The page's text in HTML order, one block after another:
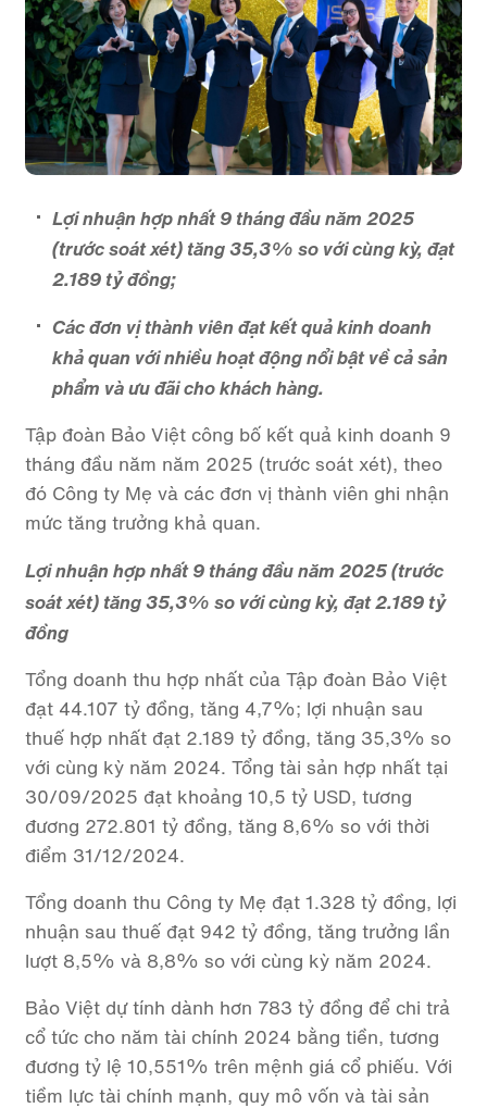
Lợi nhuận hợp nhất 9 tháng đầu năm 2025
(trước soát xét) tăng 35,3% so với cùng kỳ, đạt
2.189 tỷ đồng;
Các đơn vị thành viên đạt kết quả kinh doanh
khả quan với nhiều hoạt động nổi bật về cả sản
phẩm và ưu đãi cho khách hàng.
Tập đoàn Bảo Việt công bố kết quả kinh doanh 9
tháng đầu năm năm 2025 (trước soát xét), theo
đó Công ty Mẹ và các đơn vị thành viên ghi nhận
mức tăng trưởng khả quan.
Lợi nhuận hợp nhất 9 tháng đầu năm 2025 (trước
soát xét) tăng 35,3% so với cùng kỳ, đạt 2.189 tỷ
đồng
Tổng doanh thu hợp nhất của Tập đoàn Bảo Việt
đạt 44.107 tỷ đồng, tăng 4,7%; lợi nhuận sau
thuế hợp nhất đạt 2.189 tỷ đồng, tăng 35,3% so
với cùng kỳ năm 2024. Tổng tài sản hợp nhất tại
30/09/2025 đạt khoảng 10,5 tỷ USD, tương
đương 272.801 tỷ đồng, tăng 8,6% so với thời
điểm 31/12/2024.
Tổng doanh thu Công ty Mẹ đạt 1.328 tỷ đồng, lợi
nhuận sau thuế đạt 942 tỷ đồng, tăng trưởng lần
lượt 8,5% và 8,8% so với cùng kỳ năm 2024.
Bảo Việt dự tính dành hơn 783 tỷ đồng để chi trả
cổ tức cho năm tài chính 2024 bằng tiền, tương
đương tỷ lệ 10,551% trên mệnh giá cổ phiếu. Với
tiềm lực tài chính mạnh, quy mô vốn và tài sản